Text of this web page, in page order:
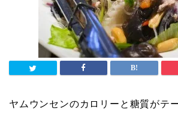
ヤムウンセンのカロリーと糖質がテ